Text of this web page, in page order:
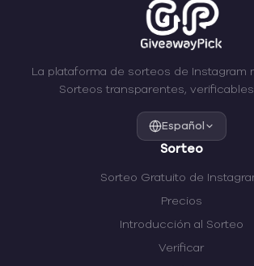
La plataforma de sorteos de Instagram
Sorteos transparentes,
Español
Sorteo
Sorteo Gratuito de
Precios
Introducción al Sorteo
Verificar